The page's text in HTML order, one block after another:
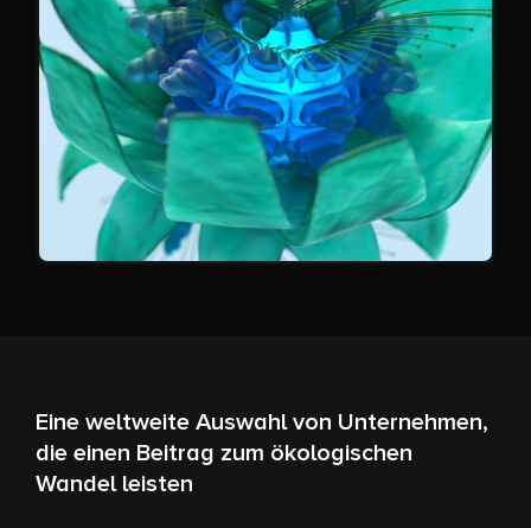
Eine weltweite Auswahl von Unternehmen,
die einen Beitrag zum ökologischen
Wandel leisten